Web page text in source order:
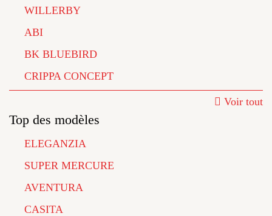
WILLERBY
ABI
BK BLUEBIRD
CRIPPA CONCEPT
Voir tout
Top des modèles
ELEGANZIA
SUPER MERCURE
AVENTURA
CASITA